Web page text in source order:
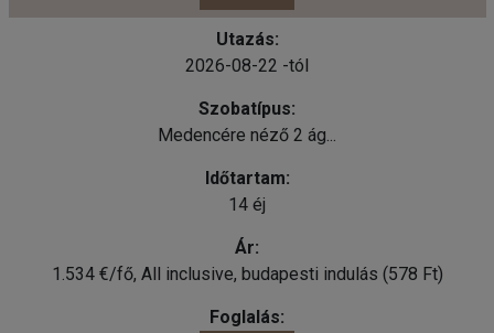
2026-08-22 -tól
Medencére néző 2 ág...
14 éj
1.534 €/fő, All inclusive, budapesti indulás (578 Ft)